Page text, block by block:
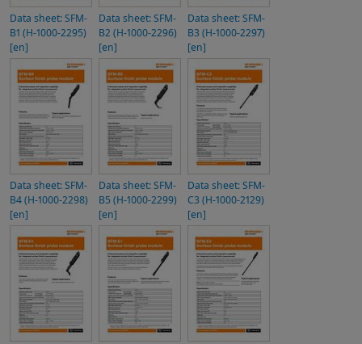
Data sheet: SFM-
B1 (H-1000-2295)
[en]
Data sheet: SFM-
B2 (H-1000-2296)
[en]
Data sheet: SFM-
B3 (H-1000-2297)
[en]
Data sheet: SFM-
B4 (H-1000-2298)
[en]
Data sheet: SFM-
B5 (H-1000-2299)
[en]
Data sheet: SFM-
C3 (H-1000-2129)
[en]